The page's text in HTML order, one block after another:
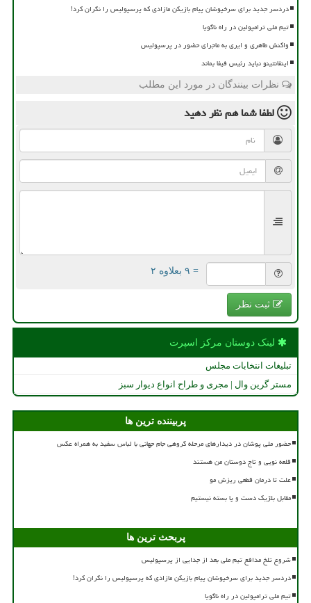
دردسر جدید برای سرخپوشان پیام بازیکن مازادی که پرسپولیس را نگران کرد!
تیم ملی ترامپولین در راه ناگویا
واکنش طاهری و ایری به ماجرای حضور در پرسپولیس
اینفانتینو نباید رئیس فیفا بماند
نظرات بینندگان در مورد این مطلب
لطفا شما همنظر دهید
= ۹ بعلاوه ۲
ثبت نظر
لینک دوستان مركز اسپرت
تبلیغات انتخابات مجلس
مستر گرین وال | مجری و طراح انواع دیوار سبز
پربیننده ترین ها
حضور ملی پوشان در دیدارهای مرحله گروهی جام جهانی با لباس سفید به همراه عکس
قلعه نویی و تاج دوستان من هستند
علت تا درمان قطعی ریزش مو
مقابل بلژیک دست و پا بسته نیستیم
پربحث ترین ها
شروع تلخ مدافع تیم ملی بعد از جدایی از پرسپولیس
دردسر جدید برای سرخپوشان پیام بازیکن مازادی که پرسپولیس را نگران کرد!
تیم ملی ترامپولین در راه ناگویا